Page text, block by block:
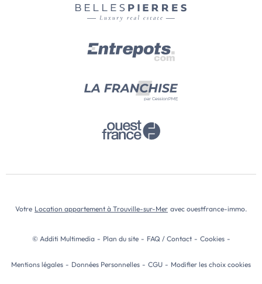
Votre Location appartement à Trouville-sur-Mer avec ouestfrance-immo.
© Additi Multimedia - Plan du site - FAQ / Contact - Cookies -
Mentions légales - Données Personnelles - CGU - Modifier les choix cookies